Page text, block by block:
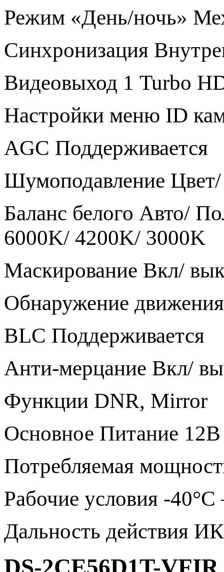
Режим «День/ночь»
Синхронизация
Видеовыход 1 Turbo
Настройки меню ID
AGC Поддерживается
Шумоподавление
Баланс белого Авто/
6000K/ 4200K/ 3000K
Маскирование Вкл/
Обнаружение
BLC Поддерживается
Анти-мерцание Вкл/
Функции DNR, Mirror
Основное Питание
Потребляемая
Рабочие условия -
Дальность действия